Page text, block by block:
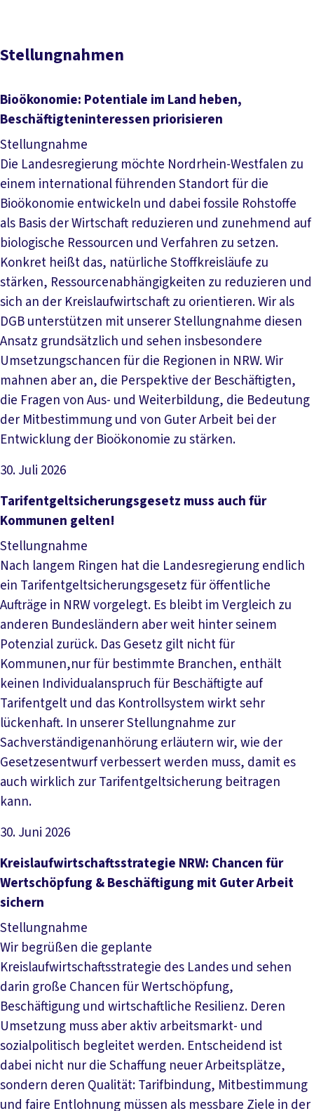
Stellungnahmen
Bioökonomie: Potentiale im Land heben,
Beschäftigteninteressen priorisieren
Stellungnahme
Die Landesregierung möchte Nordrhein-Westfalen zu
einem international führenden Standort für die
Bioökonomie entwickeln und dabei fossile Rohstoffe
als Basis der Wirtschaft reduzieren und zunehmend auf
biologische Ressourcen und Verfahren zu setzen.
Konkret heißt das, natürliche Stoffkreisläufe zu
stärken, Ressourcenabhängigkeiten zu reduzieren und
sich an der Kreislaufwirtschaft zu orientieren. Wir als
DGB unterstützen mit unserer Stellungnahme diesen
Ansatz grundsätzlich und sehen insbesondere
Umsetzungschancen für die Regionen in NRW. Wir
mahnen aber an, die Perspektive der Beschäftigten,
die Fragen von Aus- und Weiterbildung, die Bedeutung
der Mitbestimmung und von Guter Arbeit bei der
Entwicklung der Bioökonomie zu stärken.
30. Juli 2026
Datei herunterladen
Tarifentgeltsicherungsgesetz muss auch für
Kommunen gelten!
Stellungnahme
Nach langem Ringen hat die Landesregierung endlich
ein Tarifentgeltsicherungsgesetz für öffentliche
Aufträge in NRW vorgelegt. Es bleibt im Vergleich zu
anderen Bundesländern aber weit hinter seinem
Potenzial zurück. Das Gesetz gilt nicht für
Kommunen,nur für bestimmte Branchen, enthält
keinen Individualanspruch für Beschäftigte auf
Tarifentgelt und das Kontrollsystem wirkt sehr
lückenhaft. In unserer Stellungnahme zur
Sachverständigenanhörung erläutern wir, wie der
Gesetzesentwurf verbessert werden muss, damit es
auch wirklich zur Tarifentgeltsicherung beitragen
kann.
30. Juni 2026
Datei herunterladen
Kreislaufwirtschaftsstrategie NRW: Chancen für
Wertschöpfung & Beschäftigung mit Guter Arbeit
sichern
Stellungnahme
Wir begrüßen die geplante
Kreislaufwirtschaftsstrategie des Landes und sehen
darin große Chancen für Wertschöpfung,
Beschäftigung und wirtschaftliche Resilienz. Deren
Umsetzung muss aber aktiv arbeitsmarkt- und
sozialpolitisch begleitet werden. Entscheidend ist
dabei nicht nur die Schaffung neuer Arbeitsplätze,
sondern deren Qualität: Tarifbindung, Mitbestimmung
und faire Entlohnung müssen als messbare Ziele in der